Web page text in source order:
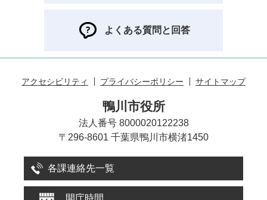
よくある質問と回答
アクセシビリティ プライバシーポリシー サイトマップ
鴨川市役所
法人番号 8000020122238
〒296-8601 千葉県鴨川市横渚1450
各課連絡先一覧
開庁時間